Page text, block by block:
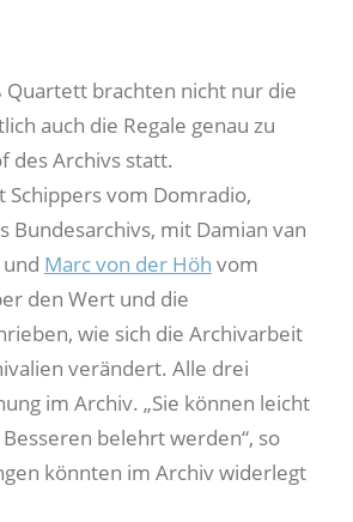
Quartett brachten nicht nur die
auch die Regale genau zu
des Archivs statt.
vom Domradio,
Bundesarchivs, mit Damian van
Marc von der Höh vom
den Wert und die
wie sich die Archivarbeit
verändert. Alle drei
im Archiv. „Sie können leicht
belehrt werden“, so
könnten im Archiv widerlegt